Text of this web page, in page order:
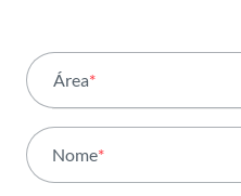
Área*
Atividade
Nome*